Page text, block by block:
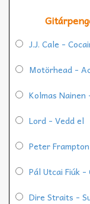
J.J. Cale -
Motörhead -
Kolmas
Lord - Vedd el
Peter
Pál Utcai Fiúk -
Dire Straits -